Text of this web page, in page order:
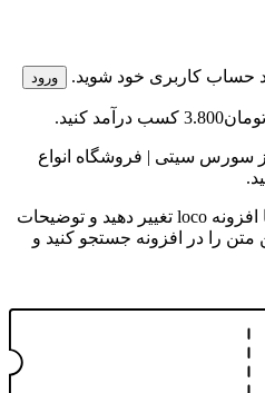
حساب کاربری خود شوید. ورود
تومان3.800 کسب درآمد کنید.
از سورس سیتی | فروشگاه انواع
توضیحات این بخش را میتوانید با افزونه loco تغییر دهید و توضیحات
متن را در افزونه جستجو کنید و